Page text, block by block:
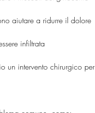
aiutare a ridurre il dolore
infiltrata
un intervento chirurgico per